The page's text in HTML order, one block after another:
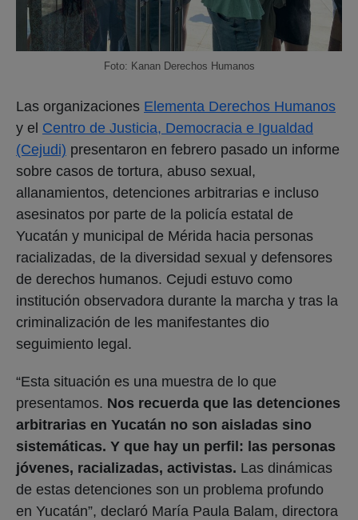
Foto: Kanan Derechos Humanos
Las organizaciones Elementa Derechos Humanos
y el Centro de Justicia, Democracia e Igualdad
(Cejudi) presentaron en febrero pasado un informe
sobre casos de tortura, abuso sexual,
allanamientos, detenciones arbitrarias e incluso
asesinatos por parte de la policía estatal de
Yucatán y municipal de Mérida hacia personas
racializadas, de la diversidad sexual y defensores
de derechos humanos. Cejudi estuvo como
institución observadora durante la marcha y tras la
criminalización de les manifestantes dio
seguimiento legal.
“Esta situación es una muestra de lo que
presentamos. Nos recuerda que las detenciones
arbitrarias en Yucatán no son aisladas sino
sistemáticas. Y que hay un perfil: las personas
jóvenes, racializadas, activistas. Las dinámicas
de estas detenciones son un problema profundo
en Yucatán”, declaró María Paula Balam, directora